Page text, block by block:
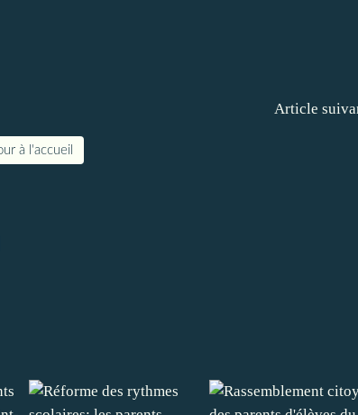
Article
à l'accueil